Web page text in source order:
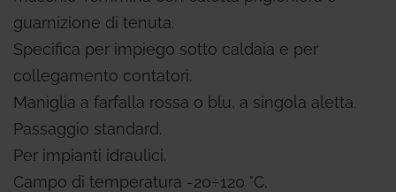
guarnizione di tenuta.
Specifica per impiego sotto caldaia e per
collegamento contatori.
Maniglia a farfalla rossa o blu, a singola aletta.
Passaggio standard.
Per impianti idraulici.
Campo di temperatura -20÷120 °C.